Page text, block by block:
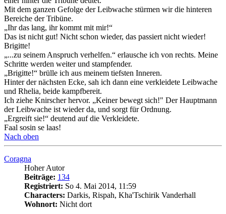
Mit dem ganzen Gefolge der Leibwache stürmen wir die hinteren
Bereiche der Tribüne.
„Ihr das lang, ihr kommt mit mir!“
Das ist nicht gut! Nicht schon wieder, das passiert nicht wieder!
Brigitte!
„...zu seinem Anspruch verhelfen.“ erlausche ich von rechts. Meine
Schritte werden weiter und stampfender.
„Brigitte!“ brülle ich aus meinem tiefsten Inneren.
Hinter der nächsten Ecke, sah ich dann eine verkleidete Leibwache
und Rhelia, beide kampfbereit.
Ich ziehe Knirscher hervor. „Keiner bewegt sich!" Der Hauptmann
der Leibwache ist wieder da, und sorgt für Ordnung.
„Ergreift sie!“ deutend auf die Verkleidete.
Faal sosin se laas!
Nach oben
Coragna
Hoher Autor
Beiträge: 134
Registriert: So 4. Mai 2014, 11:59
Characters: Darkis, Rispah, Kha'Tschirik Vanderhall
Wohnort: Nicht dort